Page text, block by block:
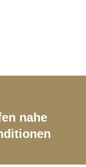
nahe